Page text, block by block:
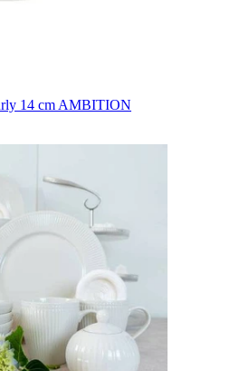
14 cm AMBITION